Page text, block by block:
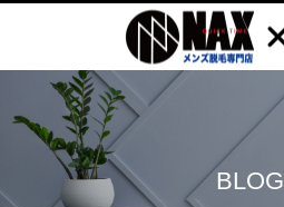
BLOG